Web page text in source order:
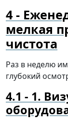
мелкая
чистота
Раз в неделю
глубокий
1.